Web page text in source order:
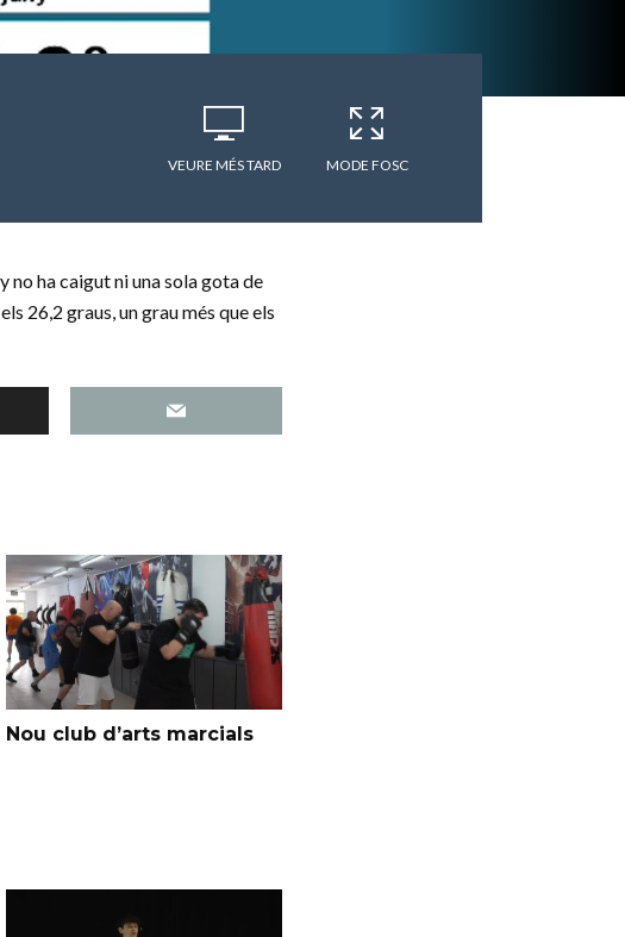
VEURE MÉS TARD MODE FOSC
no ha caigut ni una sola gota de
26,2 graus, un grau més que els
Nou club d’arts marcials